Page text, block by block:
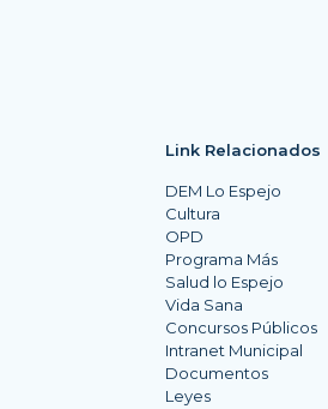
Link Relacionados
DEM Lo Espejo
Cultura
OPD
Programa Más
Salud lo Espejo
Vida Sana
Concursos Públicos
Intranet Municipal
Documentos
Leyes